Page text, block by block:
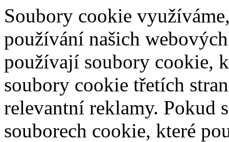
Soubory cookie
používání našich
používají soubory cookie,
soubory cookie třetích
relevantní reklamy. Pokud
souborech cookie, které